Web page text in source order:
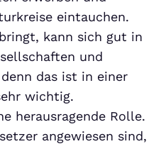
eintauchen.
kann sich gut in
und
das ist in einer
wichtig.
herausragende Rolle.
angewiesen sind,